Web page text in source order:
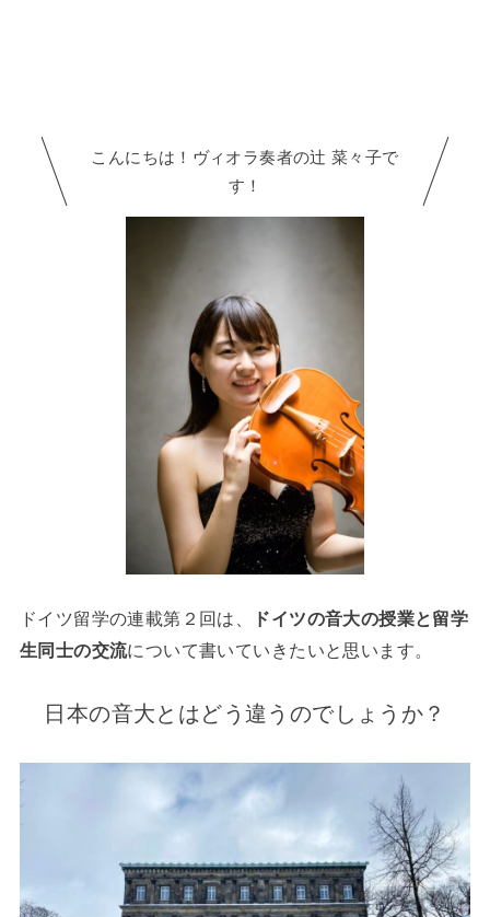
こんにちは！ヴィオラ奏者の辻 菜々子で
す！
ドイツ留学の連載第２回は、
ドイツの音大の授業と留学
生同士の交流について書いていきたいと思います。
日本の音大とはどう違うのでしょうか？